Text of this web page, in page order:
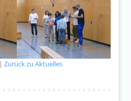
|Zurück zu Aktuelles